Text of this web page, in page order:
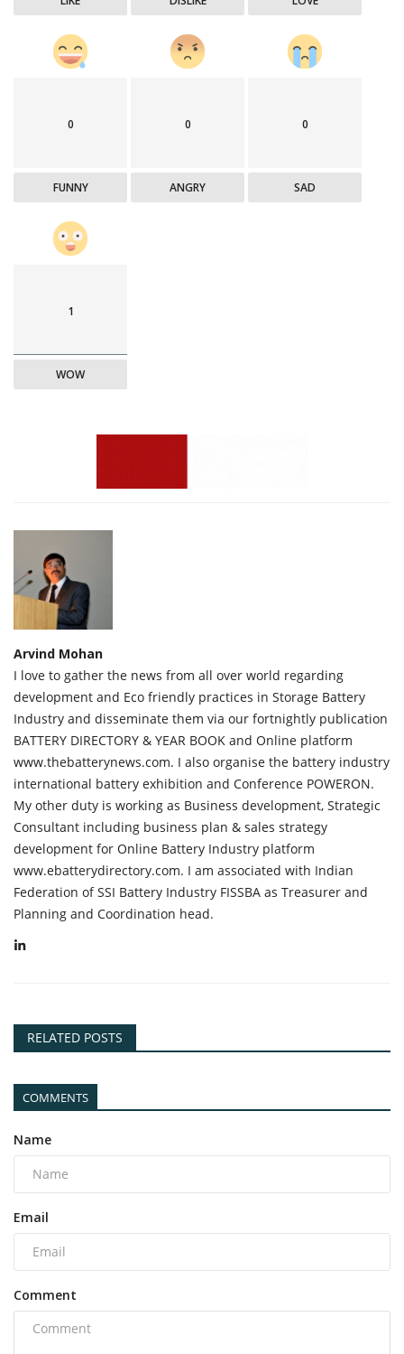
0
FUNNY
0
ANGRY
0
SAD
1
WOW
Arvind Mohan
I love to gather the news from all over world regarding
development and Eco friendly practices in Storage Battery
Industry and disseminate them via our fortnightly publication
BATTERY DIRECTORY & YEAR BOOK and Online platform
www.thebatterynews.com. I also organise the battery industry
international battery exhibition and Conference POWERON.
My other duty is working as Business development, Strategic
Consultant including business plan & sales strategy
development for Online Battery Industry platform
www.ebatterydirectory.com. I am associated with Indian
Federation of SSI Battery Industry FISSBA as Treasurer and
Planning and Coordination head.
RELATED POSTS
COMMENTS
Name
Email
Comment